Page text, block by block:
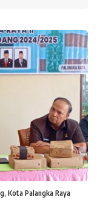
Kota Palangka Raya